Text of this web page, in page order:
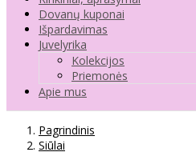
Dovanų kuponai
Išpardavimas
Juvelyrika
Kolekcijos
Priemonės
Apie mus
Pagrindinis
Siūlai